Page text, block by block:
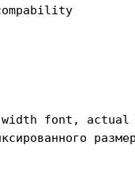
font,